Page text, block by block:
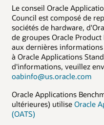
Le conseil Oracle
Council est composé de
sociétés de hardware,
de groupes Oracle
aux dernières
à Oracle Applications
d'informations, veuillez
oabinfo@us.oracle.com
Oracle Applications
ultérieures) utilise Oracle
(OATS)